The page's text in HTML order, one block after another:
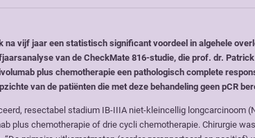
vijf jaar een statistisch significant voordeel in algehele
van de CheckMate 816-studie, die prof. dr.
plus chemotherapie een pathologisch complete
van de patiënten die met deze behandeling geen pCR
resectabel stadium IB-IIIA niet-kleincellig longcarcinoom
plus chemotherapie of drie cycli chemotherapie. Chirurgie